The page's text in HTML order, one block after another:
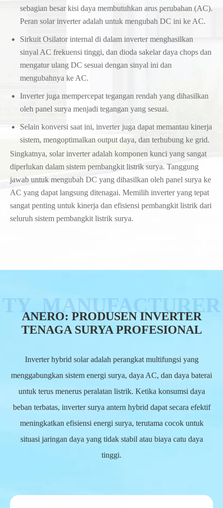
sebagian besar kisi daya membutuhkan arus perubahan (AC).
Peran solar inverter adalah untuk mengubah DC ini ke AC.
Sirkuit Osilator internal di dalam inverter menghasilkan
sinyal AC frekuensi tinggi, dan dioda sakelar daya chops dan
mengatur ulang DC sesuai dengan sinyal ini dan
mengubahnya ke AC.
Inverter juga mempercepat tegangan rendah yang dihasilkan
oleh panel surya menjadi tegangan yang sesuai.
Selain konversi saat ini, inverter juga dapat memantau kinerja
sistem, mengoptimalkan output daya, dan terhubung ke grid.
Singkatnya, solar inverter adalah komponen kunci yang sangat
diperlukan dalam sistem pembangkit listrik surya. Tanggung
jawab untuk mengubah DC yang dihasilkan oleh panel surya ke
AC yang dapat langsung ditenagai. Memilih inverter yang tepat
sangat penting untuk kinerja dan efisiensi pembangkit listrik dari
seluruh sistem pembangkit listrik surya.
ANERO: PRODUSEN INVERTER
TENAGA SURYA PROFESIONAL
Inverter hybrid solar adalah perangkat multifungsi yang
menggabungkan sistem energi surya, daya AC, dan daya baterai
untuk terus menerus peralatan listrik. Ketika konsumsi daya
beban terbatas, inverter surya antern hybrid dapat secara efektif
meningkatkan efisiensi energi surya, terutama cocok untuk
situasi jaringan daya yang tidak stabil atau biaya catu daya
tinggi.